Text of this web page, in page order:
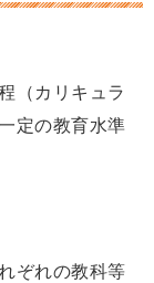
（カリキュラ
定の教育水準
ぞれの教科等